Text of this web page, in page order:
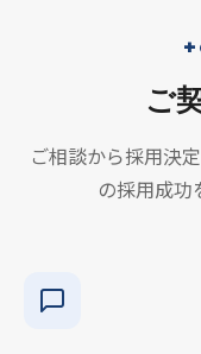
ご
ご相談から採用決
の採用成功